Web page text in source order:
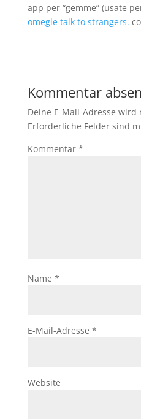
app per “gemme” (usate
omegle talk to strangers.
Kommentar
Deine E-Mail-Adresse
Erforderliche Felder sind
Kommentar *
Name *
E-Mail-Adresse *
Website